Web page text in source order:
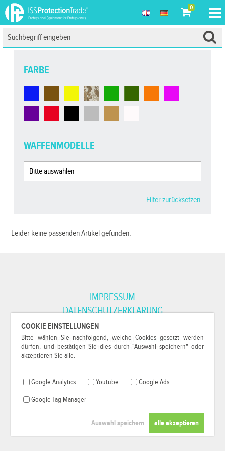
COOKIE EINSTELLUNGEN
Bitte wählen Sie nachfolgend, welche Cookies gesetzt werden
dürfen, und bestätigen Sie dies durch "Auswahl speichern" oder
akzeptieren Sie alle.
Google Analytics Youtube Google Ads
Google Tag Manager
0
FARBE
WAFFENMODELLE
Filter zurücksetzen
Leider keine passenden Artikel gefunden.
IMPRESSUM
DATENSCHUTZERKLÄRUNG
*Alle Preise inkl. MwSt. und zzgl.Versandkosten
© 2000-2026 79Pixel, alle Rechte vorbehalten.